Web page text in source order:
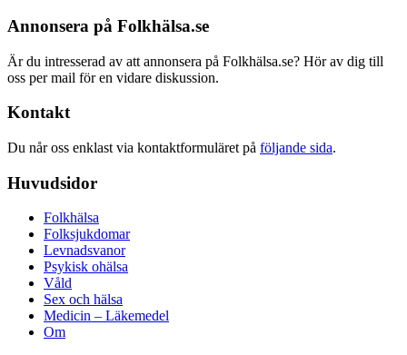
Annonsera på Folkhälsa.se
Är du intresserad av att annonsera på Folkhälsa.se? Hör av dig till
oss per mail för en vidare diskussion.
Kontakt
Du når oss enklast via kontaktformuläret på följande sida.
Huvudsidor
Folkhälsa
Folksjukdomar
Levnadsvanor
Psykisk ohälsa
Våld
Sex och hälsa
Medicin – Läkemedel
Om